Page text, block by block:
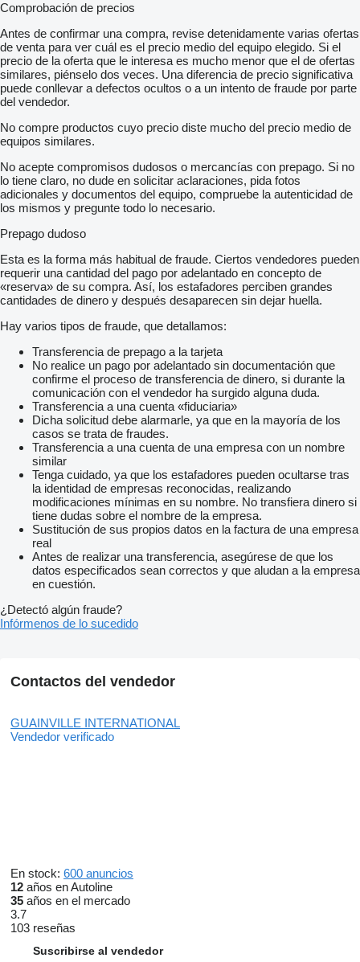
Comprobación de precios
Antes de confirmar una compra, revise detenidamente varias ofertas
de venta para ver cuál es el precio medio del equipo elegido. Si el
precio de la oferta que le interesa es mucho menor que el de ofertas
similares, piénselo dos veces. Una diferencia de precio significativa
puede conllevar a defectos ocultos o a un intento de fraude por parte
del vendedor.
No compre productos cuyo precio diste mucho del precio medio de
equipos similares.
No acepte compromisos dudosos o mercancías con prepago. Si no
lo tiene claro, no dude en solicitar aclaraciones, pida fotos
adicionales y documentos del equipo, compruebe la autenticidad de
los mismos y pregunte todo lo necesario.
Prepago dudoso
Esta es la forma más habitual de fraude. Ciertos vendedores pueden
requerir una cantidad del pago por adelantado en concepto de
«reserva» de su compra. Así, los estafadores perciben grandes
cantidades de dinero y después desaparecen sin dejar huella.
Hay varios tipos de fraude, que detallamos:
Transferencia de prepago a la tarjeta
No realice un pago por adelantado sin documentación que
confirme el proceso de transferencia de dinero, si durante la
comunicación con el vendedor ha surgido alguna duda.
Transferencia a una cuenta «fiduciaria»
Dicha solicitud debe alarmarle, ya que en la mayoría de los
casos se trata de fraudes.
Transferencia a una cuenta de una empresa con un nombre
similar
Tenga cuidado, ya que los estafadores pueden ocultarse tras
la identidad de empresas reconocidas, realizando
modificaciones mínimas en su nombre. No transfiera dinero si
tiene dudas sobre el nombre de la empresa.
Sustitución de sus propios datos en la factura de una empresa
real
Antes de realizar una transferencia, asegúrese de que los
datos especificados sean correctos y que aludan a la empresa
en cuestión.
¿Detectó algún fraude?
Infórmenos de lo sucedido
Contactos del vendedor
GUAINVILLE INTERNATIONAL
Vendedor verificado
En stock: 600 anuncios
12 años en Autoline
35 años en el mercado
3.7
103 reseñas
Suscribirse al vendedor